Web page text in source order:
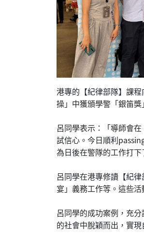
港專的【紀律部隊】課
操」中獲頒學警「銀笛
呂同學表示：「導師會
試信心。今日順利
為日後在警隊的工作打下
呂同學在港專修讀【紀
宴」義務工作等。這些
呂同學的成功案例，充
的社會中脫穎而出，實現